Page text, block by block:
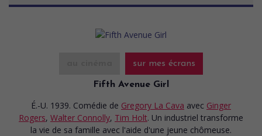
sur mes écrans
Fifth Avenue Girl
É.-U. 1939. Comédie de Gregory La Cava avec Ginger
Rogers, Walter Connolly, Tim Holt. Un industriel transforme
la vie de sa famille avec l'aide d'une jeune chômeuse.